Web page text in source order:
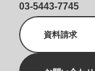
03-5443-7745
資料請求